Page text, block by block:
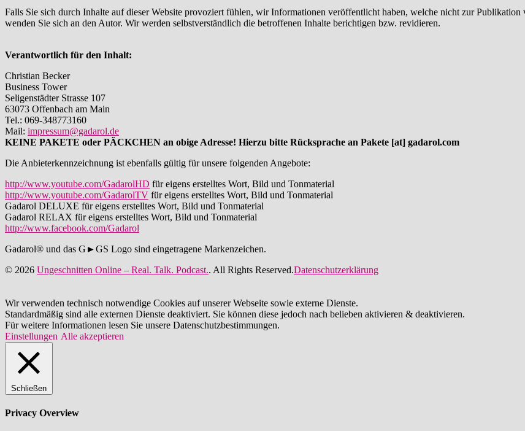
Falls Sie sich durch Inhalte auf dieser Website provoziert fühlen, wir Informationen veröffentlicht haben, welche nicht zur Publikation
wenden Sie sich an den Autor. Wir werden selbstverständlich die betroffenen Inhalte berichtigen bzw. revidieren.
Verantwortlich für den Inhalt:
Christian Becker
Business Tower
Seligenstädter Strasse 107
63073 Offenbach am Main
Tel.: 069-348773160
Mail: impressum@gadarol.de
KEINE PAKETE oder PÄCKCHEN an obige Adresse! Hierzu bitte Rücksprache an Pakete [at] gadarol.com
Die Anbieterkennzeichnung ist ebenfalls gültig für unsere folgenden Angebote:
http://www.youtube.com/GadarolHD für eigens erstelltes Wort, Bild und Tonmaterial
http://www.youtube.com/GadarolTV für eigens erstelltes Wort, Bild und Tonmaterial
Gadarol DELUXE für eigens erstelltes Wort, Bild und Tonmaterial
Gadarol RELAX für eigens erstelltes Wort, Bild und Tonmaterial
http://www.facebook.com/Gadarol
Gadarol® und das G►GS Logo sind eingetragene Markenzeichen.
© 2026 Ungeschnitten Online – Real. Talk. Podcast.. All Rights Reserved.Datenschutzerklärung
Wir verwenden technisch notwendige Cookies auf unserer Webseite sowie externe Dienste.
Standardmäßig sind alle externen Dienste deaktiviert. Sie können diese jedoch nach belieben aktivieren & deaktivieren.
Für weitere Informationen lesen Sie unsere Datenschutzbestimmungen.
Einstellungen Alle akzeptieren
Schließen
Privacy Overview